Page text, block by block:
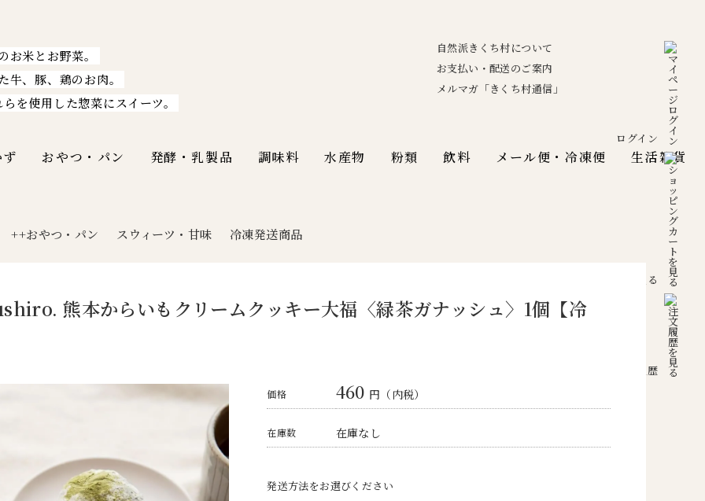
米とお野菜。
、豚、鶏のお肉。
を使用した惣菜にスイーツ。
おやつ・パン 発酵・乳製品 調味料 水産物 粉類 飲料 メール便・冷凍便 生活雑貨
自然派きくち村について
お支払い・配送のご案内
メルマガ「きくち村通信」
ログイン
カートを見る
注文履歴
++おやつ・パン スウィーツ・甘味 冷凍発送商品
熊本からいもクリームクッキー大福〈緑茶ガナッシュ〉1個【冷
価格 460 円（内税）
在庫数 在庫なし
発送方法をお選びください